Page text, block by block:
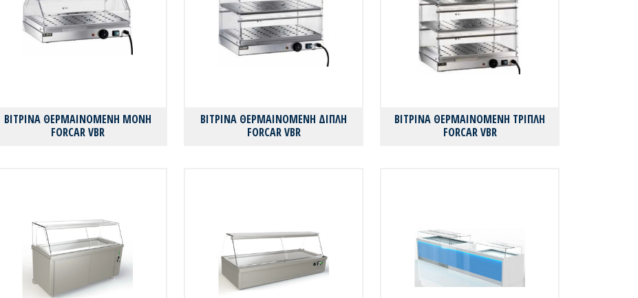
ΒΙΤΡΙΝΑ ΘΕΡΜΑΙΝΟΜΕΝΗ MONH
FORCAR VBR
ΒΙΤΡΙΝΑ ΘΕΡΜΑΙΝΟΜΕΝΗ ΔΙΠΛΗ
FORCAR VBR
ΒΙΤΡΙΝΑ ΘΕΡΜΑΙΝΟΜΕΝΗ ΤΡΙΠΛΗ
FORCAR VBR